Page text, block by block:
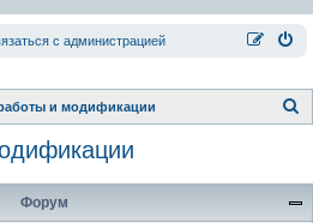
с администрацией
и модификации
Форум